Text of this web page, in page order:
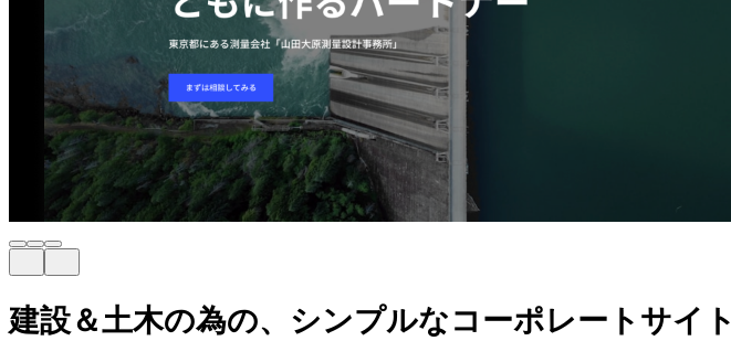
建設＆土木の為の、シンプルなコーポレートサイト